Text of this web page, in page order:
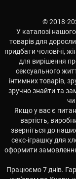
© 2018-
У каталозі
товарів для
придбати чоловічі,
для вирішення
сексуального
інтимних товарів,
зручно знайти та
чи
Якщо у вас є
вартість,
зверніться до
секс-іграшку для
оформити
Працюємо 7 днів.